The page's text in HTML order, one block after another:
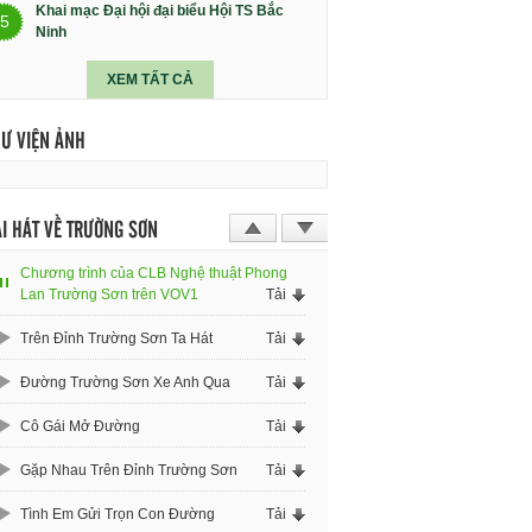
5
Khai mạc Đại hội đại biểu Hội TS Bắc
Ninh
XEM TẤT CẢ
VIỆN ẢNH
HÁT VỀ TRƯỜNG SƠN
Chương trình của CLB Nghệ thuật Phong
Lan Trường Sơn trên VOV1
Tải
Trên Đỉnh Trường Sơn Ta Hát Tải
Đường Trường Sơn Xe Anh Qua Tải
Cô Gái Mở Đường Tải
Gặp Nhau Trên Đỉnh Trường Sơn Tải
Tình Em Gửi Trọn Con Đường Tải